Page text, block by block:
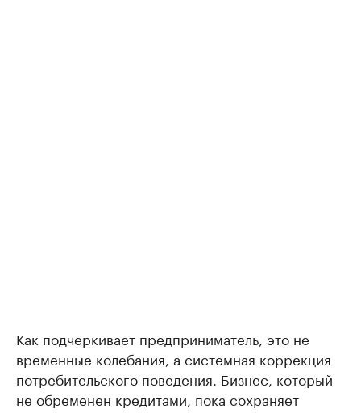
Как подчеркивает предприниматель, это не
временные колебания, а системная коррекция
потребительского поведения. Бизнес, который
не обременен кредитами, пока сохраняет